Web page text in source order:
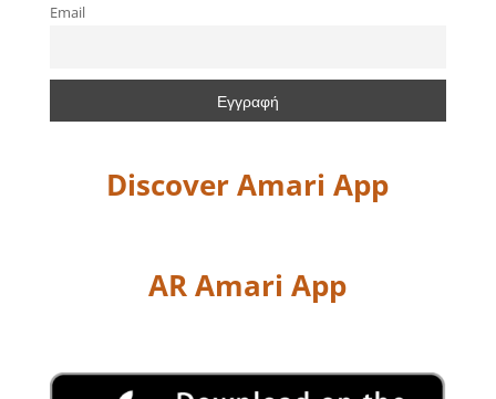
Email
Discover Amari App
AR Amari App